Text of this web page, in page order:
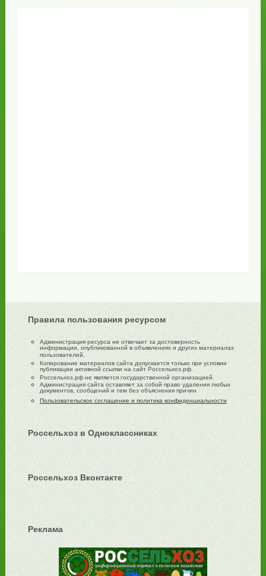
Правила пользования ресурсом
Администрация ресурса не отвечает за достоверность
информации, опубликованной в объявлениях и других материалах
пользователей.
Копирование материалов сайта допускается только при условии
публикации активной ссылки на сайт Россельхоз.рф.
Россельхоз.рф не является государственной организацией.
Администрация сайта оставляет за собой право удаления любых
документов, сообщений и тем без объяснения причин.
Пользовательское соглашение и политика конфиденциальности
Россельхоз в Одноклассниках
Россельхоз Вконтакте
Реклама